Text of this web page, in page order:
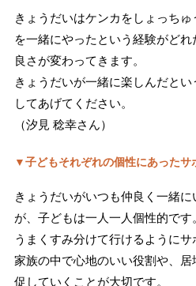
きょうだいはケンカをしょっち
を一緒にやったという経験がど
良さが変わってきます。
きょうだいが一緒に楽しんだと
してあげてください。
（汐見 稔幸さん）
▼子どもそれぞれの個性にあったサ
きょうだいがいつも仲良く一緒
が、子どもは一人一人個性的で
うまくすみ分けて行けるようにサ
家族の中で心地のいい役割や、
促していくことが大切です。